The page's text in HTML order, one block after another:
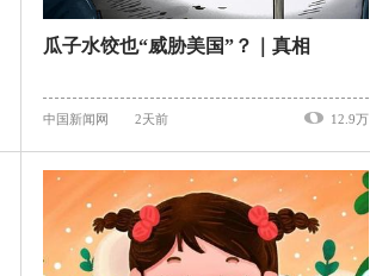
瓜子水饺也“威胁美国”？｜真相
中国新闻网 2天前 12.9万